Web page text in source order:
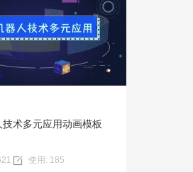
预览
术多元应用动画模板
使用: 185